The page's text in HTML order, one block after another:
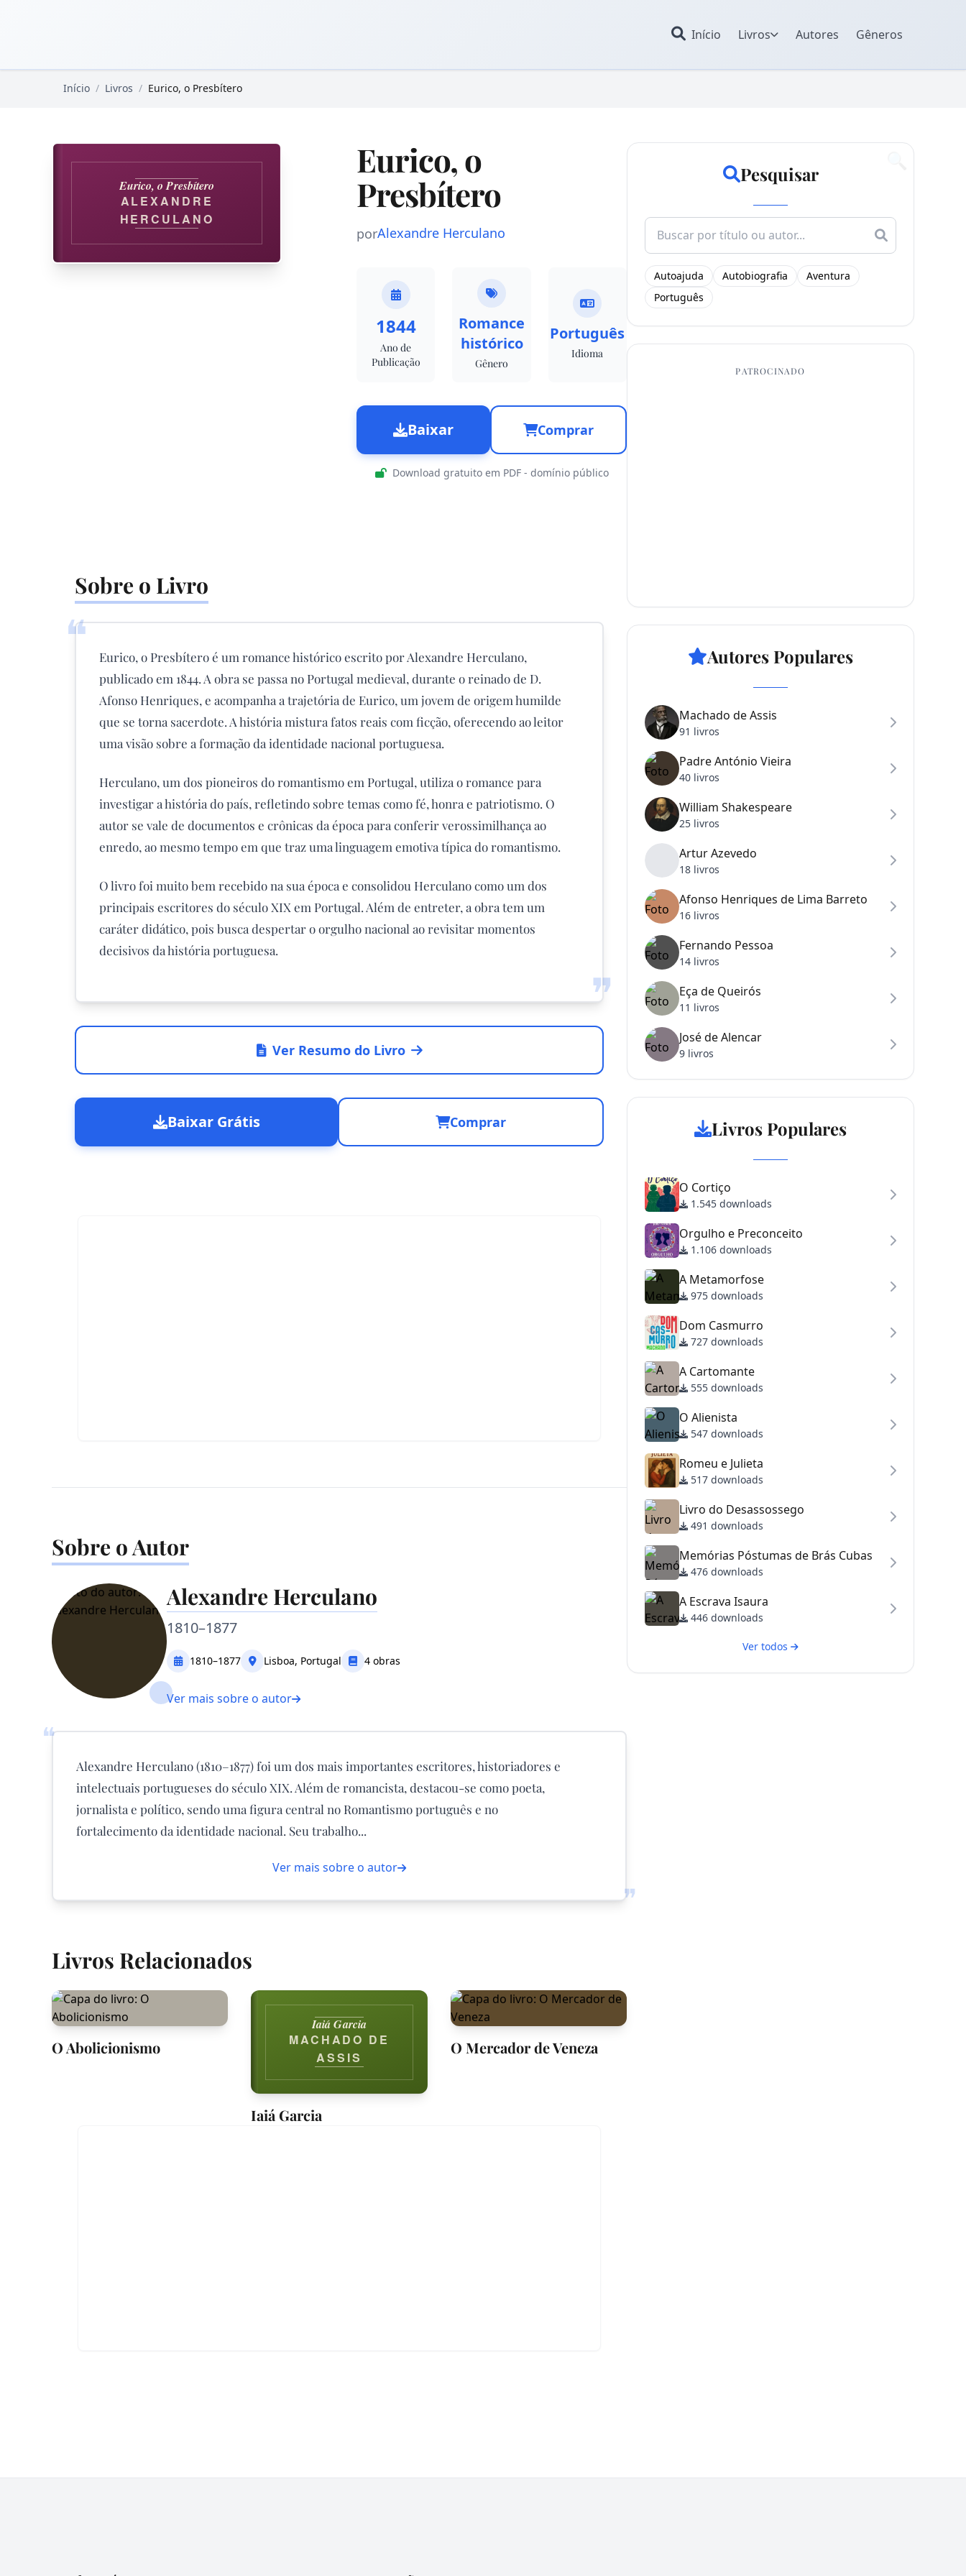
Início Livros Autores Gêneros
Início / Livros / Eurico, o Presbítero
Eurico, o Presbítero
ALEXANDRE
HERCULANO
Eurico, o
Presbítero
porAlexandre Herculano
1844
Ano de
Publicação
Romance
histórico
Gênero
Português
Idioma
Baixar Comprar
Download gratuito em PDF - domínio público
Sobre o Livro
❝
❞
Eurico, o Presbítero é um romance histórico escrito por Alexandre Herculano,
publicado em 1844. A obra se passa no Portugal medieval, durante o reinado de D.
Afonso Henriques, e acompanha a trajetória de Eurico, um jovem de origem humilde
que se torna sacerdote. A história mistura fatos reais com ficção, oferecendo ao leitor
uma visão sobre a formação da identidade nacional portuguesa.
Herculano, um dos pioneiros do romantismo em Portugal, utiliza o romance para
investigar a história do país, refletindo sobre temas como fé, honra e patriotismo. O
autor se vale de documentos e crônicas da época para conferir verossimilhança ao
enredo, ao mesmo tempo em que traz uma linguagem emotiva típica do romantismo.
O livro foi muito bem recebido na sua época e consolidou Herculano como um dos
principais escritores do século XIX em Portugal. Além de entreter, a obra tem um
caráter didático, pois busca despertar o orgulho nacional ao revisitar momentos
decisivos da história portuguesa.
Ver Resumo do Livro
Baixar Grátis Comprar
Sobre o Autor
Alexandre Herculano
1810–1877
1810–1877 Lisboa, Portugal 4 obras
Ver mais sobre o autor
❝
❞
Alexandre Herculano (1810–1877) foi um dos mais importantes escritores, historiadores e
intelectuais portugueses do século XIX. Além de romancista, destacou-se como poeta,
jornalista e político, sendo uma figura central no Romantismo português e no
fortalecimento da identidade nacional. Seu trabalho...
Ver mais sobre o autor
Livros Relacionados
O Abolicionismo
Iaiá Garcia
MACHADO DE
ASSIS
Iaiá Garcia
O Mercador de Veneza
Pesquisar
Search
for:
Autoajuda Autobiografia
Aventura
Português
PATROCINADO
Autores Populares
Machado de Assis
91 livros
Padre António Vieira
40 livros
William Shakespeare
25 livros
Artur Azevedo
18 livros
Afonso Henriques de Lima Barreto
16 livros
Fernando Pessoa
14 livros
Eça de Queirós
11 livros
José de Alencar
9 livros
Livros Populares
O Cortiço
1.545 downloads
Orgulho e Preconceito
1.106 downloads
A Metamorfose
975 downloads
Dom Casmurro
727 downloads
A Cartomante
555 downloads
O Alienista
547 downloads
Romeu e Julieta
517 downloads
Livro do Desassossego
491 downloads
Memórias Póstumas de Brás Cubas
476 downloads
A Escrava Isaura
446 downloads
Ver todos